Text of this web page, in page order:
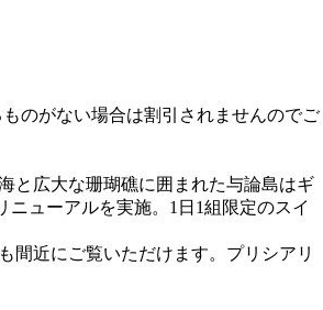
のがない場合は割引されませんのでご
と広大な珊瑚礁に囲まれた与論島はギ
ューアルを実施。1日1組限定のスイ
間近にご覧いただけます。プリシアリ